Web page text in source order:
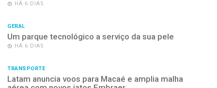
HÁ 6 DIAS
GERAL
Um parque tecnológico a serviço da sua pele
HÁ 6 DIAS
TRANSPORTE
Latam anuncia voos para Macaé e amplia malha